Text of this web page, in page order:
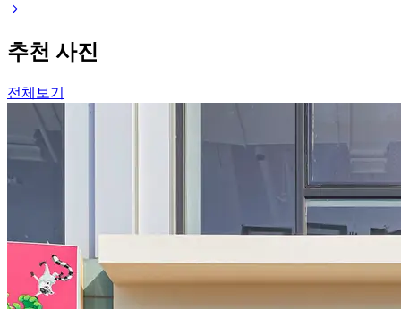
추천 사진
전체보기